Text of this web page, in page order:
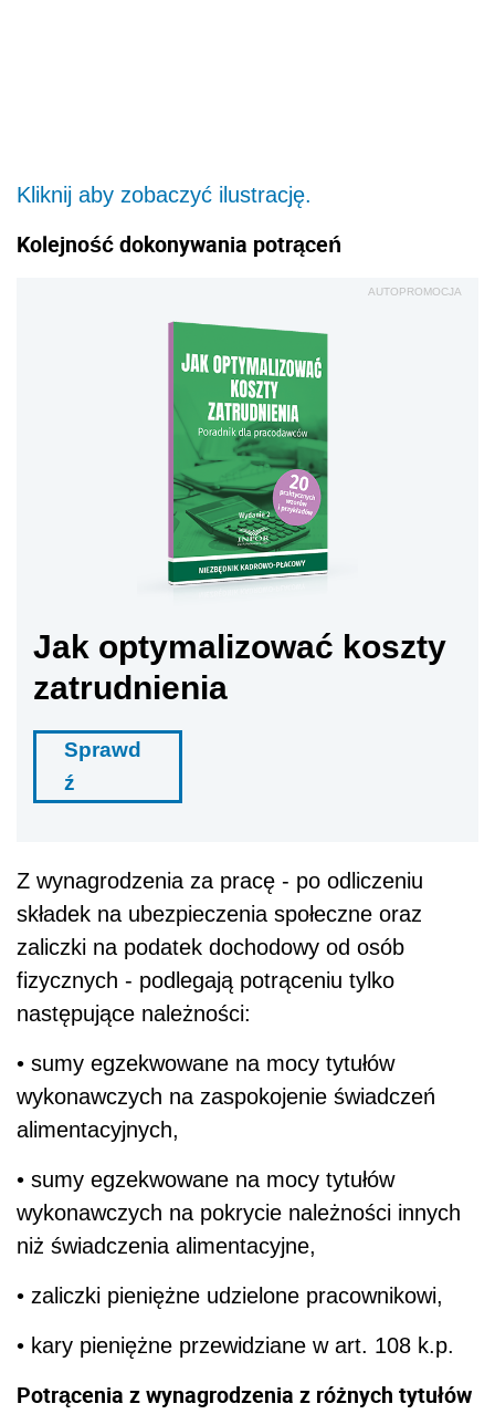
Kliknij aby zobaczyć ilustrację.
Kolejność dokonywania potrąceń
AUTOPROMOCJA
Jak optymalizować koszty
zatrudnienia
Sprawd
ź
Z wynagrodzenia za pracę - po odliczeniu
składek na ubezpieczenia społeczne oraz
zaliczki na podatek dochodowy od osób
fizycznych - podlegają potrąceniu tylko
następujące należności:
• sumy egzekwowane na mocy tytułów
wykonawczych na zaspokojenie świadczeń
alimentacyjnych,
• sumy egzekwowane na mocy tytułów
wykonawczych na pokrycie należności innych
niż świadczenia alimentacyjne,
• zaliczki pieniężne udzielone pracownikowi,
• kary pieniężne przewidziane w art. 108 k.p.
Potrącenia z wynagrodzenia z różnych tytułów